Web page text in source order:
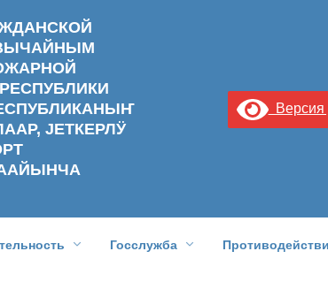
ЈЕТКЕРЛӰ
Версия
Госслужба